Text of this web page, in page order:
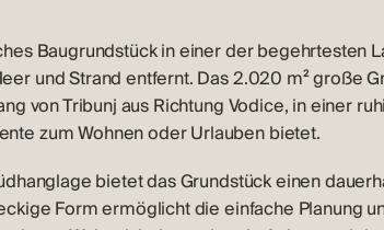
Baugrundstück in einer der begehrtesten
und Strand entfernt. Das 2.020 m² große
von Tribunj aus Richtung Vodice, in einer
zum Wohnen oder Urlauben bietet.
bietet das Grundstück einen
Form ermöglicht die einfache Planung